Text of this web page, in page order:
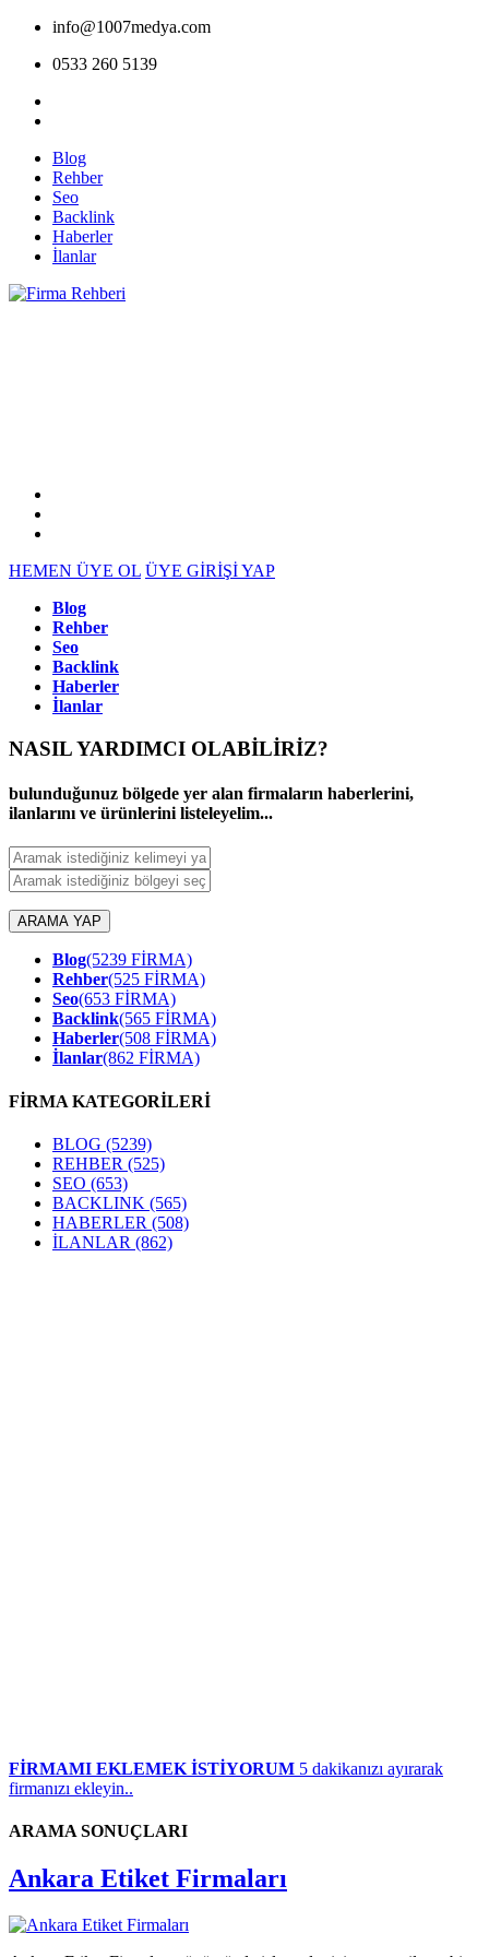
info@1007medya.com
0533 260 5139
Blog
Rehber
Seo
Backlink
Haberler
İlanlar
HEMEN ÜYE OL ÜYE GİRİŞİ YAP
Blog
Rehber
Seo
Backlink
Haberler
İlanlar
NASIL YARDIMCI OLABİLİRİZ?
bulunduğunuz bölgede yer alan firmaların haberlerini,
ilanlarını ve ürünlerini listeleyelim...
ARAMA YAP
Blog(5239 FİRMA)
Rehber(525 FİRMA)
Seo(653 FİRMA)
Backlink(565 FİRMA)
Haberler(508 FİRMA)
İlanlar(862 FİRMA)
FİRMA KATEGORİLERİ
BLOG (5239)
REHBER (525)
SEO (653)
BACKLINK (565)
HABERLER (508)
İLANLAR (862)
FİRMAMI EKLEMEK İSTİYORUM 5 dakikanızı ayırarak
firmanızı ekleyin..
ARAMA SONUÇLARI
Ankara Etiket Firmaları